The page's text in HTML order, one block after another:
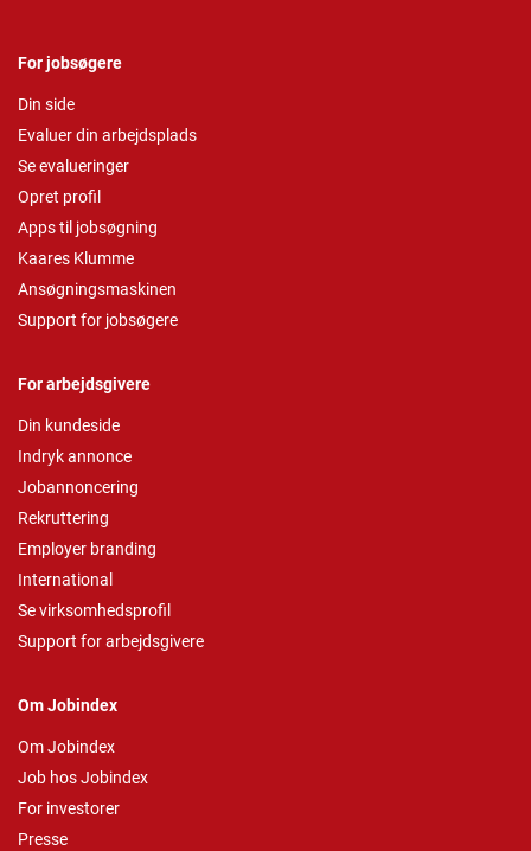
For jobsøgere
Din side
Evaluer din arbejdsplads
Se evalueringer
Opret profil
Apps til jobsøgning
Kaares Klumme
Ansøgningsmaskinen
Support for jobsøgere
For arbejdsgivere
Din kundeside
Indryk annonce
Jobannoncering
Rekruttering
Employer branding
International
Se virksomhedsprofil
Support for arbejdsgivere
Om Jobindex
Om Jobindex
Job hos Jobindex
For investorer
Presse